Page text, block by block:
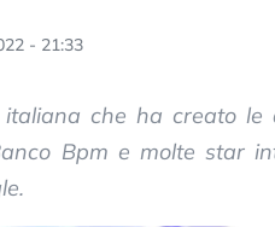
- 21:33
che ha creato le
Bpm e molte star